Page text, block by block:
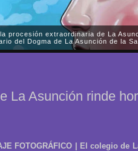
y majestuosidad del misterio del
de El Prendimiento en el Magno Vía
La Asunción rinde
FOTOGRÁFICO | El colegio